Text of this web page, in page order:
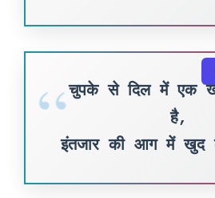
चुपके से दिल में एक
है,
इंतजार की आग में खुद